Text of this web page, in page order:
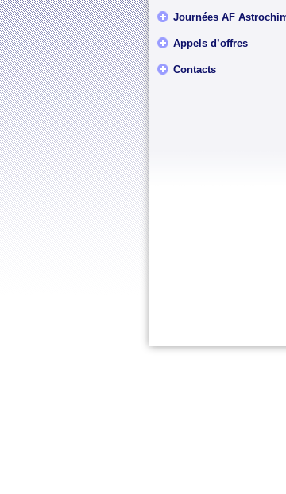
Journées AF
Appels d’offres
Contacts